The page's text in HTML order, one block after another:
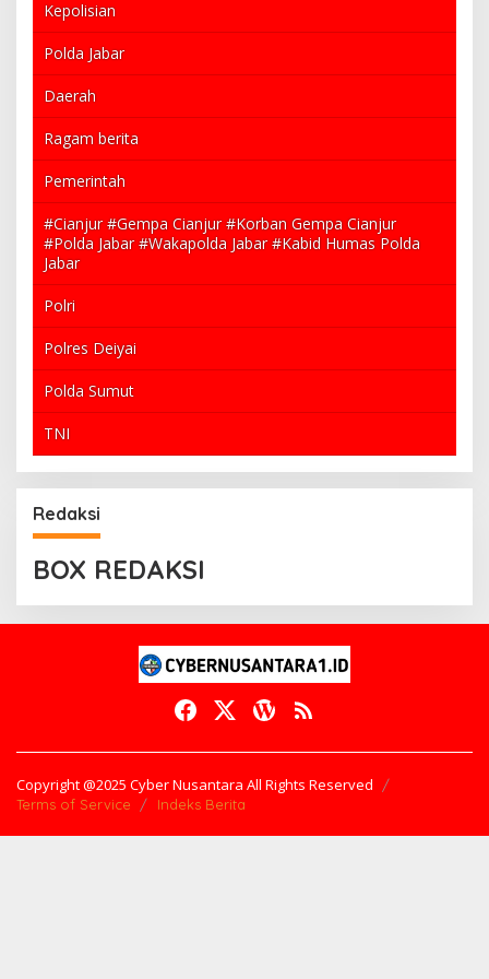
Kepolisian
Polda Jabar
Daerah
Ragam berita
Pemerintah
#Cianjur #Gempa Cianjur #Korban Gempa Cianjur
#Polda Jabar #Wakapolda Jabar #Kabid Humas Polda
Jabar
Polri
Polres Deiyai
Polda Sumut
TNI
Redaksi
BOX REDAKSI
Copyright @2025 Cyber Nusantara All Rights Reserved
Terms of Service Indeks Berita